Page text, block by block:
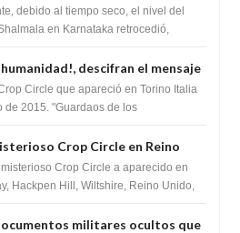
hallazgo de miles de Shiva
debido al tiempo seco, el nivel del
en Karnataka retrocedió,
descifran el mensaje
de Torino ,Italia
Circle que apareció en Torino Italia
de 2015. "Guardaos de los
Crop Circle en Reino
junio 2016Crop Circle a aparecido en
Hackpen Hill, Wiltshire, Reino Unido,
militares ocultos que